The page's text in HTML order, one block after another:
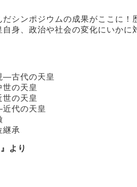
シンポジウムの成果がここに
身、政治や社会の変化にいか
―古代の天皇
の天皇
の天皇
代の天皇
承
より